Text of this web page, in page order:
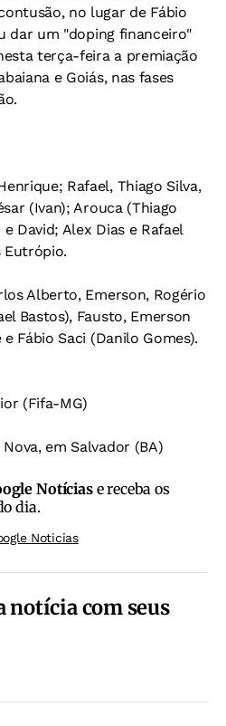
no lugar de Fábio
dar um "doping financeiro"
terça-feira a premiação
e Goiás, nas fases
Rafael, Thiago Silva,
(Ivan); Arouca (Thiago
David; Alex Dias e Rafael
Eutrópio.
Alberto, Emerson, Rogério
Bastos), Fausto, Emerson
Fábio Saci (Danilo Gomes).
(Fifa-MG)
em Salvador (BA)
Notíciase receba os
dia.
Noticias
notícia com seus